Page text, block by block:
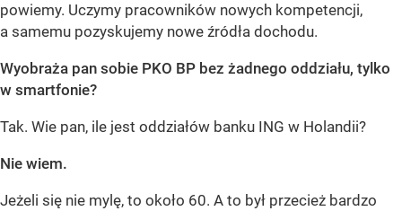
powiemy. Uczymy pracowników nowych kompetencji,
a samemu pozyskujemy nowe źródła dochodu.
Wyobraża pan sobie PKO BP bez żadnego oddziału, tylko
w smartfonie?
Tak. Wie pan, ile jest oddziałów banku ING w Holandii?
Nie wiem.
Jeżeli się nie mylę, to około 60. A to był przecież bardzo